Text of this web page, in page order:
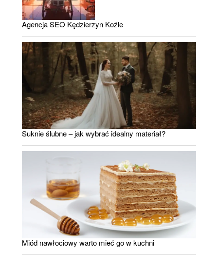
Agencja SEO Kędzierzyn Koźle
Suknie ślubne – jak wybrać idealny materiał?
Miód nawłociowy warto mieć go w kuchni